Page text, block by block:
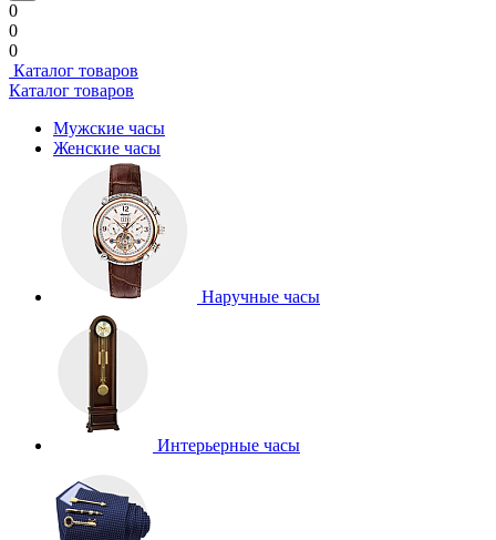
0
0
0
Каталог товаров
Каталог товаров
Мужские часы
Женские часы
Наручные часы
Интерьерные часы